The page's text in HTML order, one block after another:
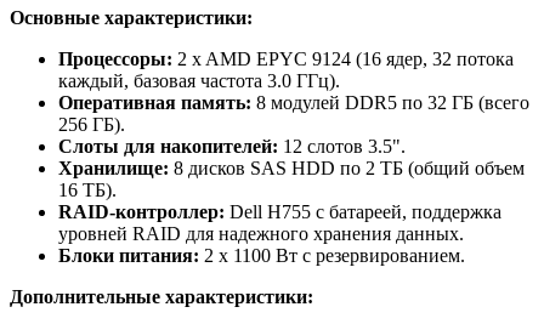
Основные характеристики:
Процессоры: 2 x AMD EPYC 9124 (16 ядер, 32 потока
каждый, базовая частота 3.0 ГГц).
Оперативная память: 8 модулей DDR5 по 32 ГБ (всего
256 ГБ).
Слоты для накопителей: 12 слотов 3.5".
Хранилище: 8 дисков SAS HDD по 2 ТБ (общий объем
16 ТБ).
RAID-контроллер: Dell H755 с батареей, поддержка
уровней RAID для надежного хранения данных.
Блоки питания: 2 x 1100 Вт с резервированием.
Дополнительные характеристики: